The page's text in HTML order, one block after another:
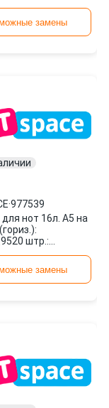
замены
·977539
нот 16л. А5 на
штр.:
замены